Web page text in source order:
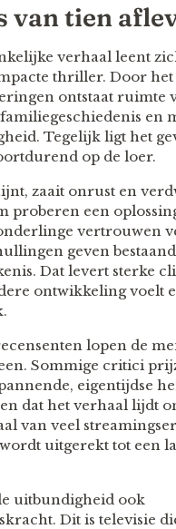
van tien
verhaal leent
thriller. Door
ontstaat ruimte
en
Tegelijk ligt het
op de loer.
zaait onrust en
proberen een
vertrouwen
geven
Dat levert sterke
ontwikkeling voelt
lopen de
Sommige critici
eigentijdse
dat het verhaal lijdt
van veel
uitgerekt tot een
uitbundigheid ook
Dit is televisie